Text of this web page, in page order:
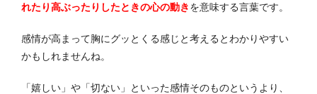
れたり高ぶったりしたときの心の動きを意味する言葉です。
感情が高まって胸にグッとくる感じと考えるとわかりやすい
かもしれませんね。
「嬉しい」や「切ない」といった感情そのものというより、